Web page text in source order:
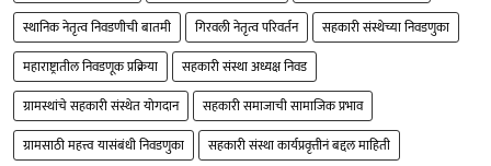
स्थानिक नेतृत्व निवडणीची बातमी
गिरवली नेतृत्व परिवर्तन
सहकारी संस्थेच्या निवडणुका
महाराष्ट्रातील निवडणूक प्रक्रिया
सहकारी संस्था अध्यक्ष निवड
ग्रामस्थांचे सहकारी संस्थेत योगदान
सहकारी समाजाची सामाजिक प्रभाव
ग्रामसाठी महत्त्व यासंबंधी निवडणुका
सहकारी संस्था कार्यप्रवृत्तीनं बद्दल माहिती